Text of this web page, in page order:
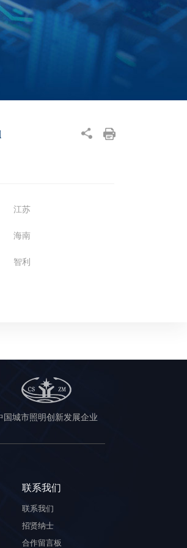
江苏
海南
智利
国城市照明创新发展企业
联系我们
联系我们
招贤纳士
合作留言板